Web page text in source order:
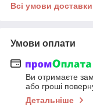
Всі умови доставки
Умови оплати
Ви отримаєте
або гроші
Детальніше